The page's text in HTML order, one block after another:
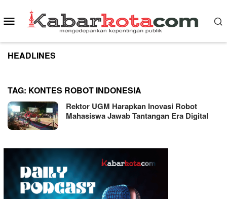
to
content
Mobile
Menu
HEADLINES
TAG: KONTES ROBOT INDONESIA
Rektor UGM Harapkan Inovasi Robot
Mahasiswa Jawab Tantangan Era Digital